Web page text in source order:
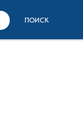
ПОИСК